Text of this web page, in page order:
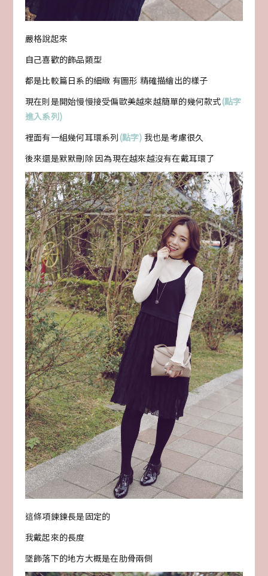
嚴格說起來
自己喜歡的飾品類型
都是比較篇日系的細緻 有圖形 精確描繪出的樣子
現在則是開始慢慢接受偏歐美越來越簡單的幾何款式(點字
進入系列)
裡面有一組幾何耳環系列 (點字) 我也是考慮很久
後來還是默默刪除 因為現在越來越沒有在戴耳環了
這條項鍊鍊長是固定的
我戴起來的長度
墜飾落下的地方大概是在肋骨兩側